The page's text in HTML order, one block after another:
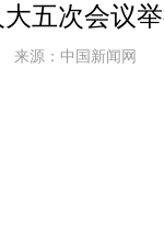
五次会议
来源： 中国新闻网